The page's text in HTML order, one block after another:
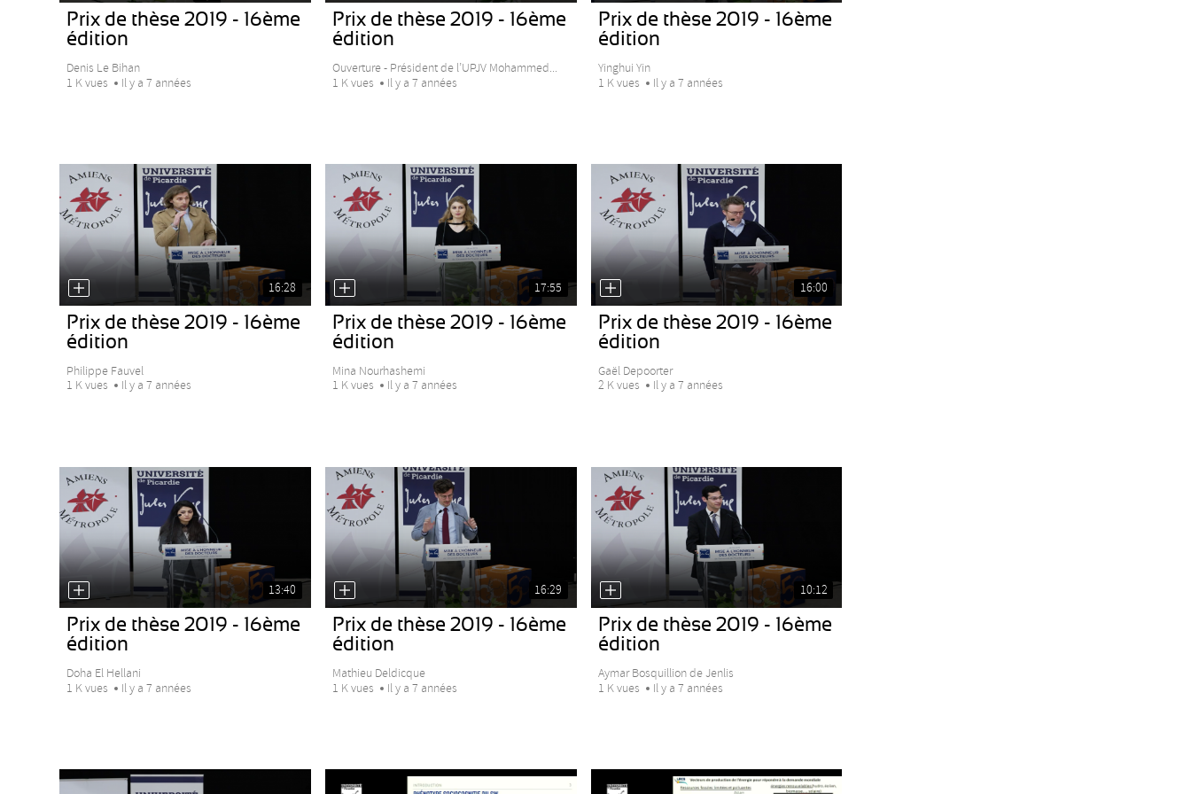
Prix de thèse 2019 - 16ème
édition
Denis Le Bihan
1 K vues
Il y a 7 années
Prix de thèse 2019 - 16ème
édition
Ouverture - Président de l’UPJV Mohammed...
1 K vues
Il y a 7 années
Prix de thèse 2019 - 16ème
édition
Yinghui Yin
1 K vues
Il y a 7 années
16:28
Prix de thèse 2019 - 16ème
édition
Philippe Fauvel
1 K vues
Il y a 7 années
17:55
Prix de thèse 2019 - 16ème
édition
Mina Nourhashemi
1 K vues
Il y a 7 années
16:00
Prix de thèse 2019 - 16ème
édition
Gaël Depoorter
2 K vues
Il y a 7 années
13:40
Prix de thèse 2019 - 16ème
édition
Doha El Hellani
1 K vues
Il y a 7 années
16:29
Prix de thèse 2019 - 16ème
édition
Mathieu Deldicque
1 K vues
Il y a 7 années
10:12
Prix de thèse 2019 - 16ème
édition
Aymar Bosquillion de Jenlis
1 K vues
Il y a 7 années